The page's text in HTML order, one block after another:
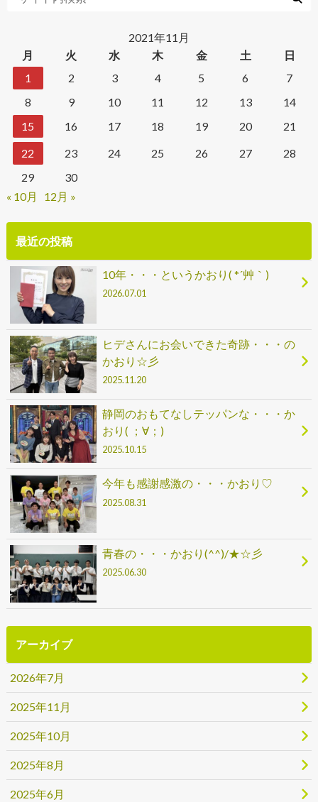
2021年11月
月
火 水 木 金 土
日
1
2 3 4 5 6
7
8
9 10 11 12 13
14
15
16 17 18 19 20
21
22
23 24 25 26 27
28
29
30
« 10月
12月 »
最近の投稿
10年・・・というかおり( *´艸｀)
2026.07.01
ヒデさんにお会いできた奇跡・・・の
かおり☆彡
2025.11.20
静岡のおもてなしテッパンな・・・か
おり( ；∀；)
2025.10.15
今年も感謝感激の・・・かおり♡
2025.08.31
青春の・・・かおり(^^)/★☆彡
2025.06.30
アーカイブ
2026年7月
2025年11月
2025年10月
2025年8月
2025年6月